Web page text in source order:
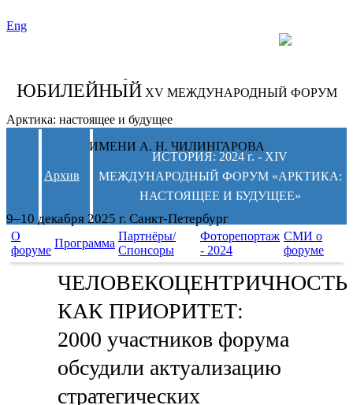
Eng
ЮБИЛЕЙНЫЙ XV МЕЖДУНАРОДНЫЙ ФОРУМ
Арктика: настоящее и будущее
ИМЕНИ А. Н. ЧИЛИНГАРОВА
9–10 декабря 2025 г. Санкт-Петербург
Архив
ИСТОРИЯ: 2024 г. - XIV
МЕЖДУНАРОДНЫЙ ФОРУМ «АРКТИКА:
НАСТОЯЩЕЕ И БУДУЩЕЕ»
О
форуме
Программа
Партнёры/
Спонсоры
Фоторепортаж
- 2024
СМИ о
форуме
ЧЕЛОВЕКОЦЕНТРИЧНОСТЬ
КАК ПРИОРИТЕТ:
2000 участников форума
обсудили актуализацию
стратегических